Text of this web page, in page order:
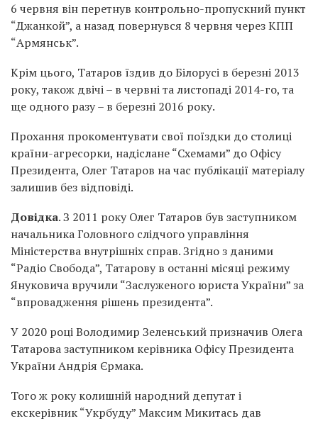
6 червня він перетнув контрольно-пропускний пункт
“Джанкой”, а назад повернувся 8 червня через КПП
“Армянськ”.
Крім цього, Татаров їздив до Білорусі в березні 2013
року, також двічі – в червні та листопаді 2014-го, та
ще одного разу – в березні 2016 року.
Прохання прокоментувати свої поїздки до столиці
країни-агресорки, надіслане “Схемами” до Офісу
Президента, Олег Татаров на час публікації матеріалу
залишив без відповіді.
Довідка. З 2011 року Олег Татаров був заступником
начальника Головного слідчого управління
Міністерства внутрішніх справ. Згідно з даними
“Радіо Свобода”, Татарову в останні місяці режиму
Януковича вручили “Заслуженого юриста України” за
“впровадження рішень президента”.
У 2020 році Володимир Зеленський призначив Олега
Татарова заступником керівника Офісу Президента
України Андрія Єрмака.
Того ж року колишній народний депутат і
екскерівник “Укрбуду” Максим Микитась дав